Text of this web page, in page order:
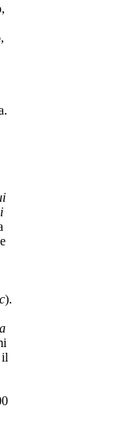
).
il